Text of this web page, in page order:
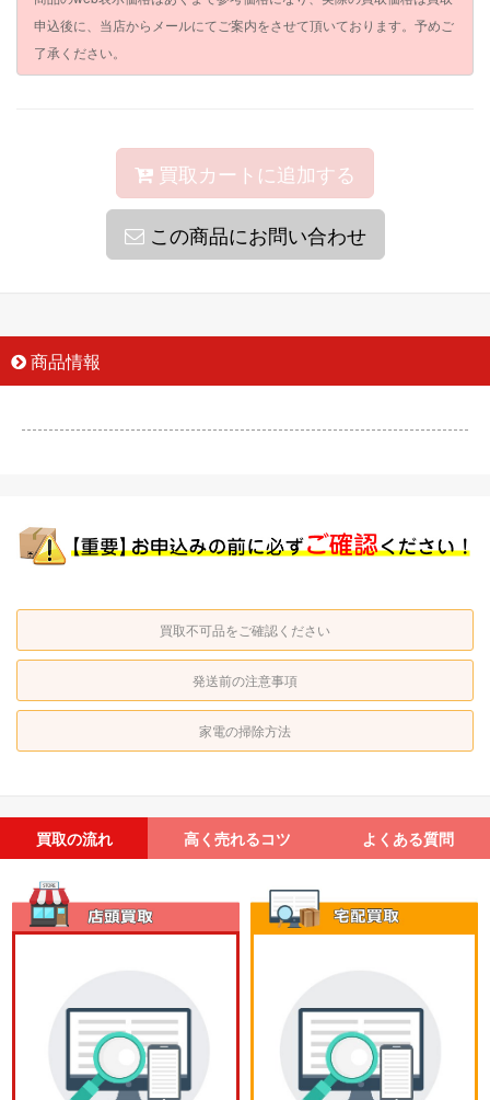
申込後に、当店からメールにてご案内をさせて頂いております。予めご
了承ください。
買取カートに追加する
この商品にお問い合わせ
商品情報
買取不可品をご確認ください
発送前の注意事項
家電の掃除方法
買取の流れ 高く売れるコツ よくある質問